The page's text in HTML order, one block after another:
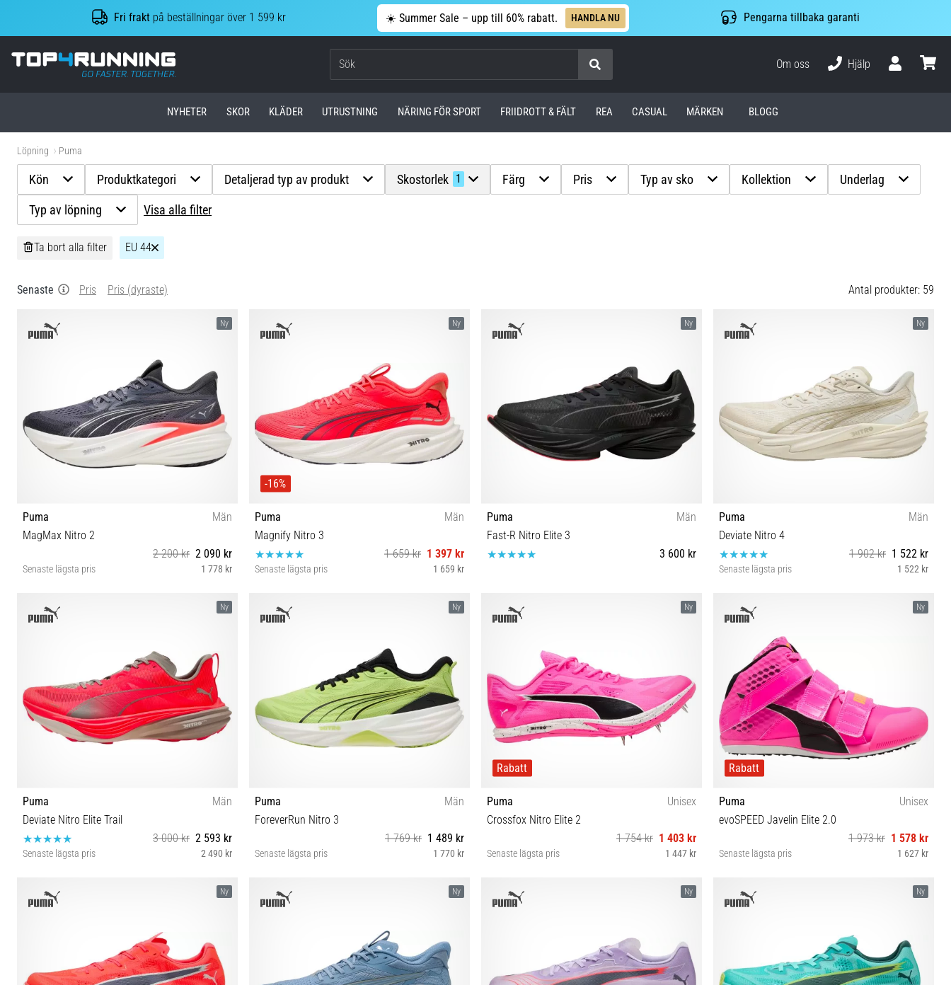
Fri frakt på beställningar över 1 599 kr ☀️ Summer Sale – upp till 60% rabatt. HANDLA NU Pengarna tillbaka garanti
Top4Running.se
Om oss
Hjälp
NYHETER SKOR KLÄDER UTRUSTNING NÄRING FÖR SPORT FRIIDROTT & FÄLT REA CASUAL MÄRKEN BLOGG
Löpning Puma
Kön Produktkategori Detaljerad typ av produkt Skostorlek 1 Färg Pris Typ av sko Kollektion Underlag
Typ av löpning Visa alla filter
Ta bort alla filter EU 44
Senaste Pris Pris (dyraste) Antal produkter: 59
Ny
Puma
Män
MagMax Nitro 2
2 200 kr 2 090 kr
Senaste lägsta pris 1 778 kr
Ny
-16%
Puma
Män
Magnify Nitro 3
1 659 kr 1 397 kr
Senaste lägsta pris 1 659 kr
Ny
Puma
Män
Fast-R Nitro Elite 3
3 600 kr
Ny
Puma
Män
Deviate Nitro 4
1 902 kr 1 522 kr
Senaste lägsta pris 1 522 kr
Ny
Puma
Män
Deviate Nitro Elite Trail
3 000 kr 2 593 kr
Senaste lägsta pris 2 490 kr
Ny
Puma
Män
ForeverRun Nitro 3
1 769 kr 1 489 kr
Senaste lägsta pris 1 770 kr
Ny
Rabatt
Puma
Unisex
Crossfox Nitro Elite 2
1 754 kr 1 403 kr
Senaste lägsta pris 1 447 kr
38 38½ 39 40 40½ 41 42 42½ 43 44 44½ 45 46 47
Ny
Rabatt
Puma
Unisex
evoSPEED Javelin Elite 2.0
1 973 kr 1 578 kr
Senaste lägsta pris 1 627 kr
Ny Ny Ny Ny